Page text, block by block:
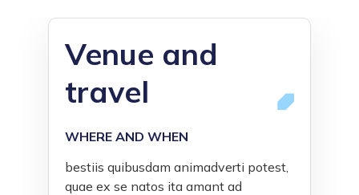
Venue and
travel
WHERE AND WHEN
bestiis quibusdam animadverti potest,
quae ex se natos ita amant ad